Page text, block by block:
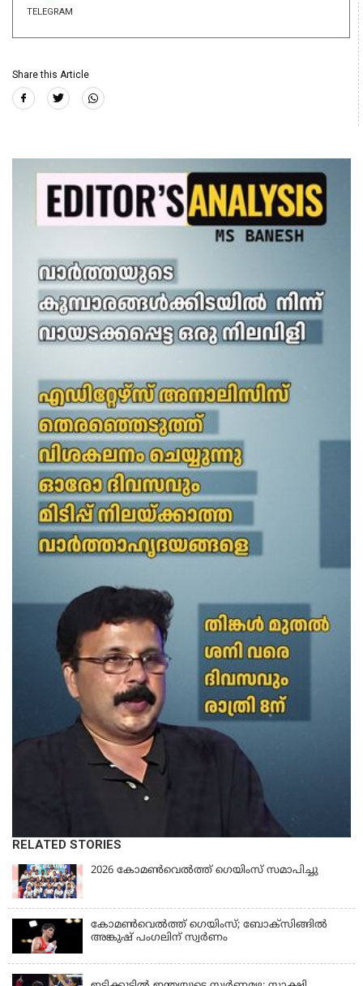
TELEGRAM
Share this Article
RELATED STORIES
2026 കോമണ്‍വെല്‍ത്ത് ഗെയിംസ് സമാപിച്ചു
കോമണ്‍വെല്‍ത്ത് ഗെയിംസ്; ബോക്‌സിങ്ങില്‍
അങ്കുഷ് പംഗലിന് സ്വര്‍ണം